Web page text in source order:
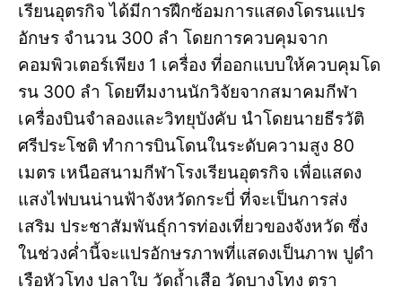
เรียนอุตรกิจ ได้มีการฝึกซ้อมการแสดงโดรนแปร
อักษร จำนวน 300 ลำ โดยการควบคุมจาก
คอมพิวเตอร์เพียง 1 เครื่อง ที่ออกแบบให้ควบคุมโด
รน 300 ลำ โดยทีมงานนักวิจัยจากสมาคมกีฬา
เครื่องบินจำลองและวิทยุบังคับ นำโดยนายธีรวัติ
ศรีประโชติ ทำการบินโดนในระดับความสูง 80
เมตร เหนือสนามกีฬาโรงเรียนอุตรกิจ เพื่อแสดง
แสงไฟบนน่านฟ้าจังหวัดกระบี่ ที่จะเป็นการส่ง
เสริม ประชาสัมพันธุ์การท่องเที่ยวของจังหวัด ซึ่ง
ในช่วงค่ำนี้จะแปรอักษรภาพที่แสดงเป็นภาพ ปูดำ
เรือหัวโทง ปลาใบ วัดถ้ำเสือ วัดบางโทง ตรา